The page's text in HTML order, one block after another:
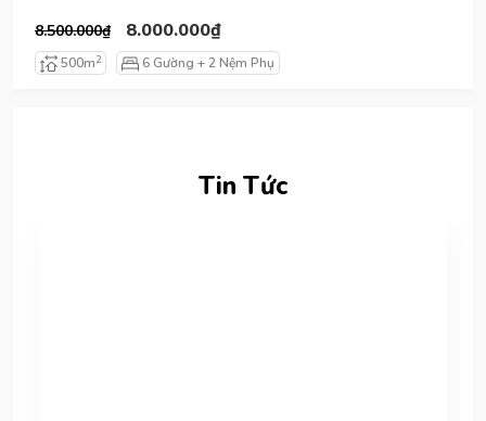
8.500.000₫ 8.000.000₫
500m2 6 Gường + 2 Nệm Phụ
Tin Tức